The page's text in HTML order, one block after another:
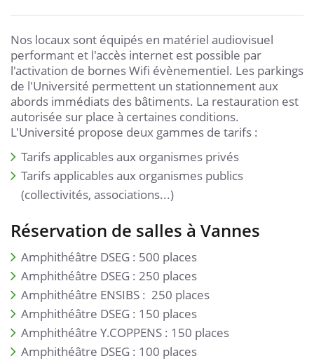
Nos locaux sont équipés en matériel audiovisuel
performant et l'accès internet est possible par
l'activation de bornes Wifi évènementiel. Les parkings
de l'Université permettent un stationnement aux
abords immédiats des bâtiments. La restauration est
autorisée sur place à certaines conditions.
L'Université propose deux gammes de tarifs :
Tarifs applicables aux organismes privés
Tarifs applicables aux organismes publics
(collectivités, associations...)
Réservation de salles à Vannes
Amphithéâtre DSEG : 500 places
Amphithéâtre DSEG : 250 places
Amphithéâtre ENSIBS : 250 places
Amphithéâtre DSEG : 150 places
Amphithéâtre Y.COPPENS : 150 places
Amphithéâtre DSEG : 100 places